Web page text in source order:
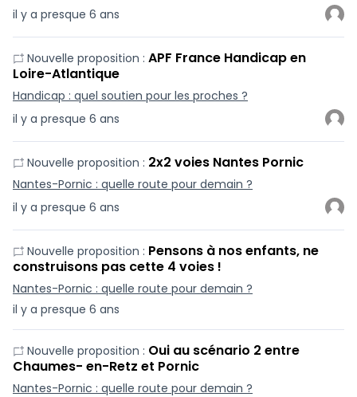
il y a presque 6 ans
il y a presque 6 ans
Nouvelle proposition : APF France Handicap en
Loire-Atlantique
Handicap : quel soutien pour les proches ?
il y a presque 6 ans
Nouvelle proposition : 2x2 voies Nantes Pornic
Nantes-Pornic : quelle route pour demain ?
il y a presque 6 ans
Nouvelle proposition : Pensons à nos enfants, ne
construisons pas cette 4 voies !
Nantes-Pornic : quelle route pour demain ?
Nouvelle proposition : Oui au scénario 2 entre
Chaumes- en-Retz et Pornic
Nantes-Pornic : quelle route pour demain ?